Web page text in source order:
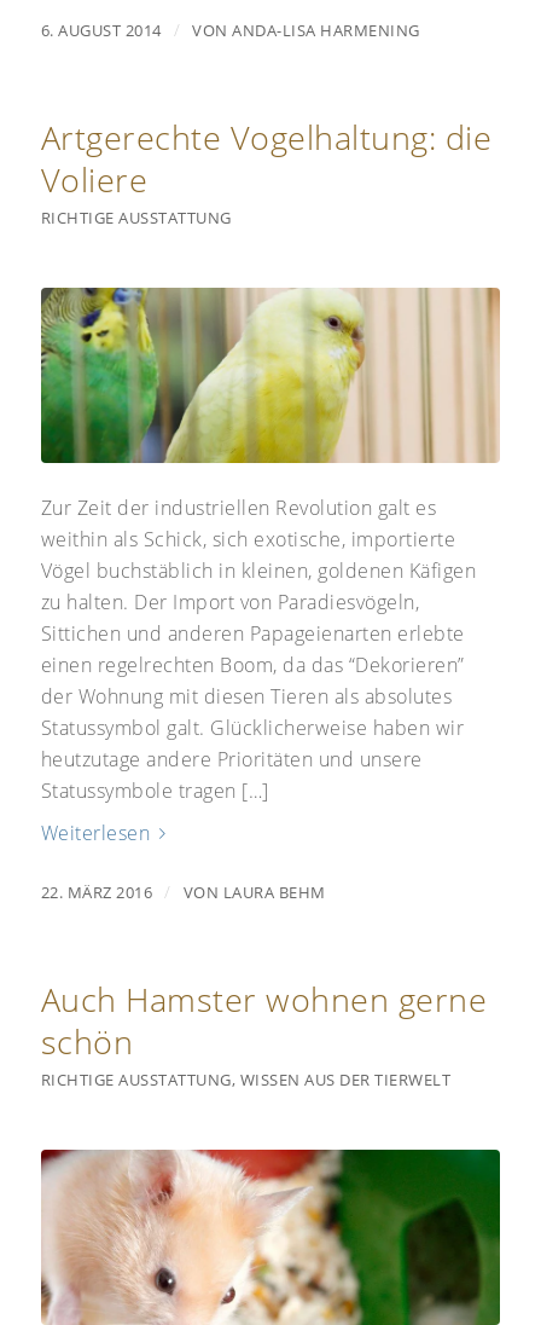
6. AUGUST 2014 / VONANDA-LISA HARMENING
Artgerechte Vogelhaltung: die
Voliere
RICHTIGE AUSSTATTUNG
Zur Zeit der industriellen Revolution galt es
weithin als Schick, sich exotische, importierte
Vögel buchstäblich in kleinen, goldenen Käfigen
zu halten. Der Import von Paradiesvögeln,
Sittichen und anderen Papageienarten erlebte
einen regelrechten Boom, da das “Dekorieren”
der Wohnung mit diesen Tieren als absolutes
Statussymbol galt. Glücklicherweise haben wir
heutzutage andere Prioritäten und unsere
Statussymbole tragen […]
Weiterlesen
22. MÄRZ 2016 / VON LAURA BEHM
Auch Hamster wohnen gerne
schön
RICHTIGE AUSSTATTUNG, WISSEN AUS DER TIERWELT